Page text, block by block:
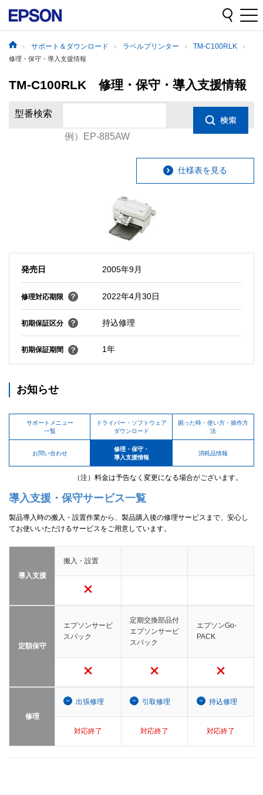
サポート＆ダウンロード ラベルプリンター TM-C100RLK
修理・保守・導入支援情報
TM-C100RLK 修理・保守・導入支援情報
型番検索
例）EP-885AW
仕様表を見る
発売日 2005年9月
修理対応期限 2022年4月30日
初期保証区分 持込修理
初期保証期間 1年
お知らせ
サポートメニュー
一覧
ドライバー・ソフトウェア
ダウンロード
困った時・使い方・操作方
法
お問い合わせ
修理・保守・
導入支援情報
消耗品情報
（注）料金は予告なく変更になる場合がございます。
導入支援・保守サービス一覧
製品導入時の搬入・設置作業から、製品購入後の修理サービスまで、安心し
てお使いいただけるサービスをご用意しています。
導入支援
搬入・設置
定額保守
エプソンサービ
スパック
定期交換部品付
エプソンサービ
スパック
エプソンGo-
PACK
修理
出張修理 引取修理 持込修理
対応終了 対応終了 対応終了